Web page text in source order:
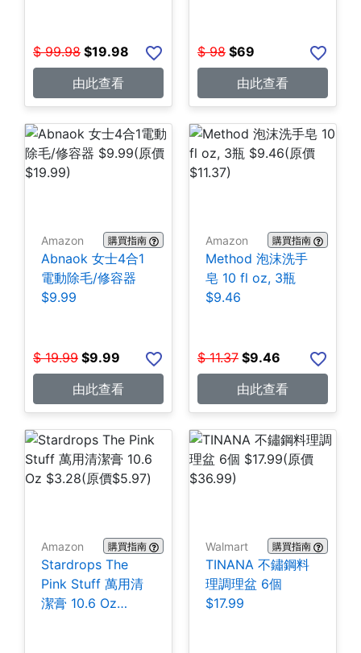
$ 99.98 $19.98
由此查看
$ 98 $69
由此查看
Amazon 購買指南
Abnaok 女士4合1
電動除毛/修容器
$9.99
$ 19.99 $9.99
由此查看
Amazon 購買指南
Method 泡沫洗手
皂 10 fl oz, 3瓶
$9.46
$ 11.37 $9.46
由此查看
Amazon 購買指南
Stardrops The
Pink Stuff 萬用清
潔膏 10.6 Oz
Walmart 購買指南
TINANA 不鏽鋼料
理調理盆 6個
$17.99